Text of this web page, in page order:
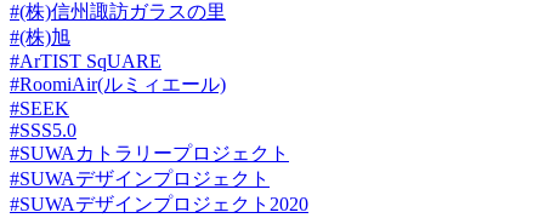
#(株)信州諏訪ガラスの里
#(株)旭
#ArTIST SqUARE
#RoomiAir(ルミィエール)
#SEEK
#SSS5.0
#SUWAカトラリープロジェクト
#SUWAデザインプロジェクト
#SUWAデザインプロジェクト2020